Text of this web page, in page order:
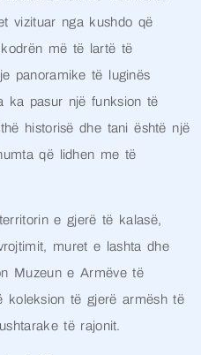
vizituar nga kushdo që
më të lartë të
panoramike të luginës
ka pasur një funksion të
historisë dhe tani është një
që lidhen me të
e gjerë të kalasë,
muret e lashta dhe
Muzeun e Armëve të
koleksion të gjerë armësh të
të rajonit.